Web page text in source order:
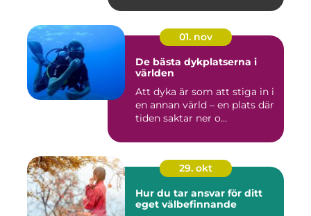
01. nov
De bästa dykplatserna i
världen
Att dyka är som att stiga in i
en annan värld – en plats där
tiden saktar ner o...
29. okt
Hur du tar ansvar för ditt
eget välbefinnande